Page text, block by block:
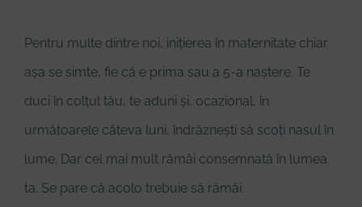
Pentru multe dintre noi, inițierea în maternitate chiar
așa se simte, fie că e prima sau a 5-a naștere. Te
duci în colțul tău, te aduni și, ocazional, în
următoarele câteva luni, îndrăznești să scoți nasul în
lume. Dar cel mai mult rămâi consemnată în lumea
ta. Se pare că acolo trebuie să rămâi.